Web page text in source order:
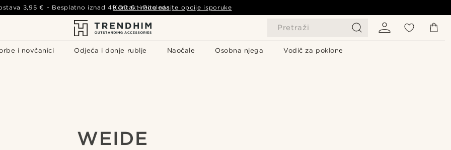
Pretraži
i novčanici Odjeća i donje rublje Naočale Osobna njega Vodič za poklone
3,95 € - Besplatno iznad49,00 € - Pogledajte opcije isporuke
Kontaktirajte nas
WEIDE